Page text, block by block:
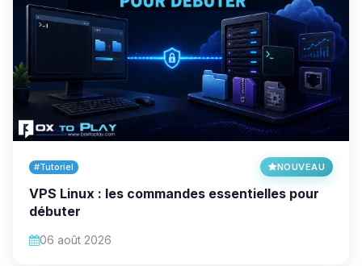
#Tutoriel NOUVEAU
VPS Linux : les commandes essentielles pour
débuter
06 août 2026